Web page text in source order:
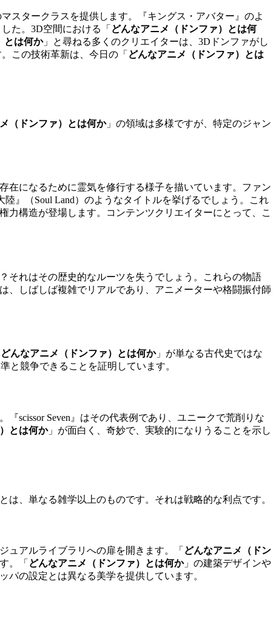
スタークラスを提供します。『キングス・アバター』のよ
た。3D空間における「 どんなアニメ（ドンファ）とは何
とは何か」と尋ねる多くのクリエイターは、3Dドンファがし
この技術革新は、今日の「 どんなアニメ（ドンファ）とは
（ドンファ）とは何か」の領域は多様ですが、特定のジャン
在になるために霊気を修行する様子を描いています。ファン
陸』（Soul Land）のようなタイトルを挙げるでしょう。これ
力構造が登場します。コンテンツクリエイターにとって、こ
それはその歴史的なルーツを失うでしょう。これらの物語
、しばしば複雑でリアルであり、アニメーターや格闘振付師
どんなアニメ（ドンファ）とは何か」が単なる古代史ではな
と競争できることを証明しています。
scissor Seven』はその代表例であり、ユニークで荒削りな
とは何か」が面白く、奇妙で、実験的になりうることを示し
は、単なる雑学以上のものです。それは戦略的な利点です。
ュアルライブラリへの扉を開きます。「 どんなアニメ（ドン
。「 どんなアニメ（ドンファ）とは何か」の建築デザインや
の設定とは異なる美学を提供しています。